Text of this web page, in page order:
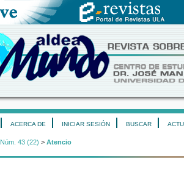
ACERCA DE INICIAR SESIÓN BUSCAR
Núm. 43 (22) > Atencio